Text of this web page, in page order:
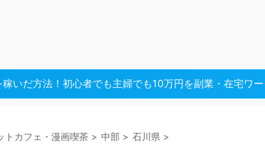
いだ方法！初心者でも主婦でも10万円を副業・在宅ワー
トカフェ・漫画喫茶 > 中部 > 石川県 >